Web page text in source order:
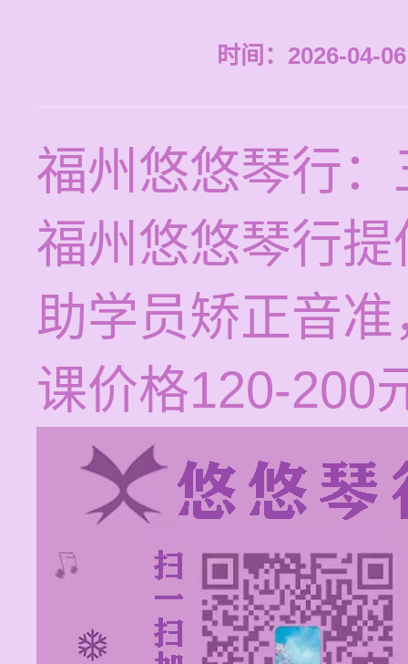
时间：2026-04-
福州悠悠琴行
福州悠悠琴行
助学员矫正音
课价格120-200